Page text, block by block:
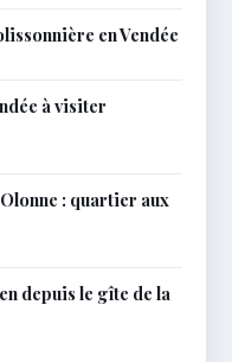
en Vendée
à visiter
: quartier aux
depuis le gîte de la